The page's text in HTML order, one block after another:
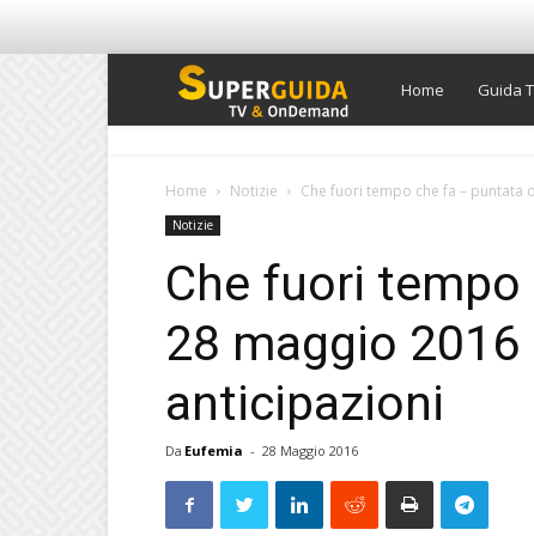
Super
Home Guida
Home Notizie Che fuori tempo che fa – puntata
Notizie
Che fuori
28 maggio
anticipazioni
Da Eufemia - 28 Maggio 2016